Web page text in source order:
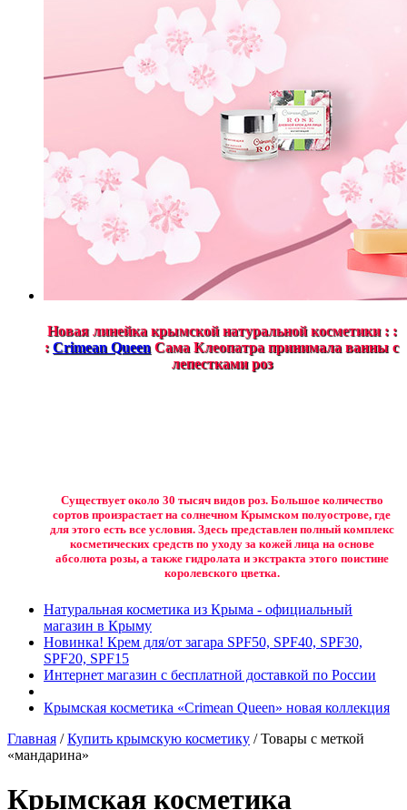
Новая линейка крымской натуральной косметики : :
: Crimean Queen Сама Клеопатра принимала ванны с
лепестками роз
Существует около 30 тысяч видов роз. Большое количество
сортов произрастает на солнечном Крымском полуострове, где
для этого есть все условия. Здесь представлен полный комплекс
косметических средств по уходу за кожей лица на основе
абсолюта розы, а также гидролата и экстракта этого поистине
королевского цветка.
Натуральная косметика из Крыма - официальный
магазин в Крыму
Новинка! Крем для/от загара SPF50, SPF40, SPF30,
SPF20, SPF15
Интернет магазин с бесплатной доставкой по России
Крымская косметика «Crimean Queen» новая коллекция
Главная /Купить крымскую косметику / Товары с меткой
«мандарина»
Крымская косметика